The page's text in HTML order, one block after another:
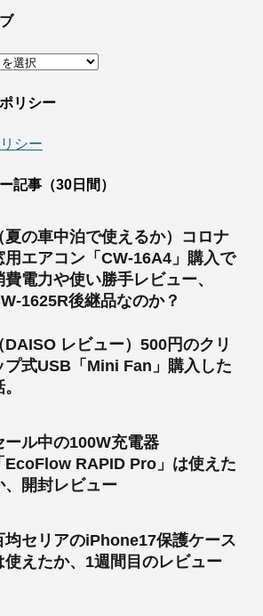
リシー
シー
記事（30日間）
夏の車中泊で使えるか）コロナ
用エアコン「CW-16A4」購入で
費電力や使い勝手レビュー、
1625R後継品なのか？
DAISO レビュー）500円のクリ
プ式USB「Mini Fan」購入した
ール中の100W充電器
EcoFlow RAPID Pro」は使えた
、開封レビュー
均セリアのiPhone17保護ケース
使えたか、1週間目のレビュー